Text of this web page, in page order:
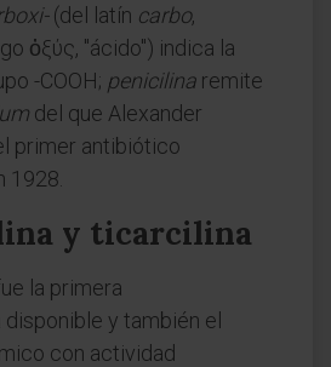
(del latín carbo,
ὀξύς, "ácido") indica la
-COOH; penicilina remite
del que Alexander
primer antibiótico
1928.
y ticarcilina
la primera
y también el
con actividad